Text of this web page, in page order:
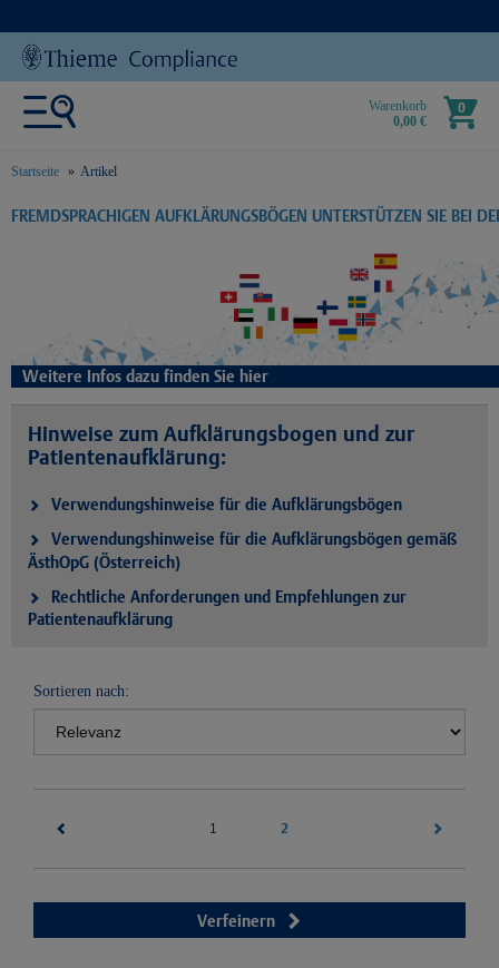
Warenkorb
0,00 €
0
Startseite Artikel
text.skipToContent
text.skipToNavigation
FREMDSPRACHIGEN AUFKLÄRUNGSBÖGEN UNTERSTÜTZEN SIE BEI
Weitere Infos dazu finden Sie hier
Hinweise zum Aufklärungsbogen und zur
Patientenaufklärung:
Verwendungshinweise für die Aufklärungsbögen
Verwendungshinweise für die Aufklärungsbögen gemäß
ÄsthOpG (Österreich)
Rechtliche Anforderungen und Empfehlungen zur
Patientenaufklärung
Sortieren nach:
1 2
Verfeinern